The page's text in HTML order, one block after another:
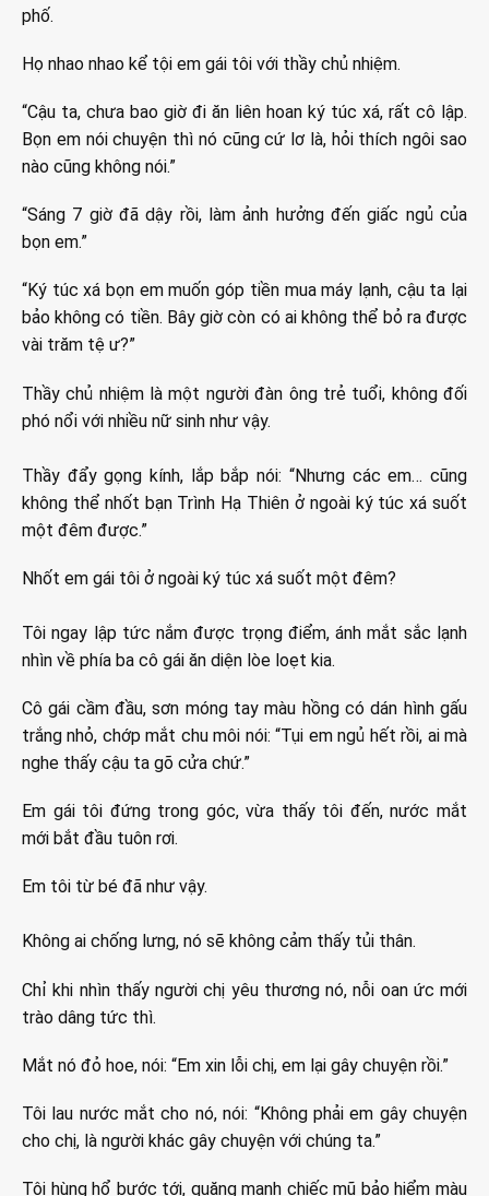
phố.
Họ nhao nhao kể tội em gái tôi với thầy chủ nhiệm.
“Cậu ta, chưa bao giờ đi ăn liên hoan ký túc xá, rất cô lập.
Bọn em nói chuyện thì nó cũng cứ lơ là, hỏi thích ngôi sao
nào cũng không nói.”
“Sáng 7 giờ đã dậy rồi, làm ảnh hưởng đến giấc ngủ của
bọn em.”
“Ký túc xá bọn em muốn góp tiền mua máy lạnh, cậu ta lại
bảo không có tiền. Bây giờ còn có ai không thể bỏ ra được
vài trăm tệ ư?”
Thầy chủ nhiệm là một người đàn ông trẻ tuổi, không đối
phó nổi với nhiều nữ sinh như vậy.
Thầy đẩy gọng kính, lắp bắp nói: “Nhưng các em… cũng
không thể nhốt bạn Trình Hạ Thiên ở ngoài ký túc xá suốt
một đêm được.”
Nhốt em gái tôi ở ngoài ký túc xá suốt một đêm?
Tôi ngay lập tức nắm được trọng điểm, ánh mắt sắc lạnh
nhìn về phía ba cô gái ăn diện lòe loẹt kia.
Cô gái cầm đầu, sơn móng tay màu hồng có dán hình gấu
trắng nhỏ, chớp mắt chu môi nói: “Tụi em ngủ hết rồi, ai mà
nghe thấy cậu ta gõ cửa chứ.”
Em gái tôi đứng trong góc, vừa thấy tôi đến, nước mắt
mới bắt đầu tuôn rơi.
Em tôi từ bé đã như vậy.
Không ai chống lưng, nó sẽ không cảm thấy tủi thân.
Chỉ khi nhìn thấy người chị yêu thương nó, nỗi oan ức mới
trào dâng tức thì.
Mắt nó đỏ hoe, nói: “Em xin lỗi chị, em lại gây chuyện rồi.”
Tôi lau nước mắt cho nó, nói: “Không phải em gây chuyện
cho chị, là người khác gây chuyện với chúng ta.”
Tôi hùng hổ bước tới, quăng mạnh chiếc mũ bảo hiểm màu